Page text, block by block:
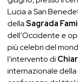
Lucia a San
dellaSagrada
dell’Occidente e
più celebri del
l’intervento di
internazionale